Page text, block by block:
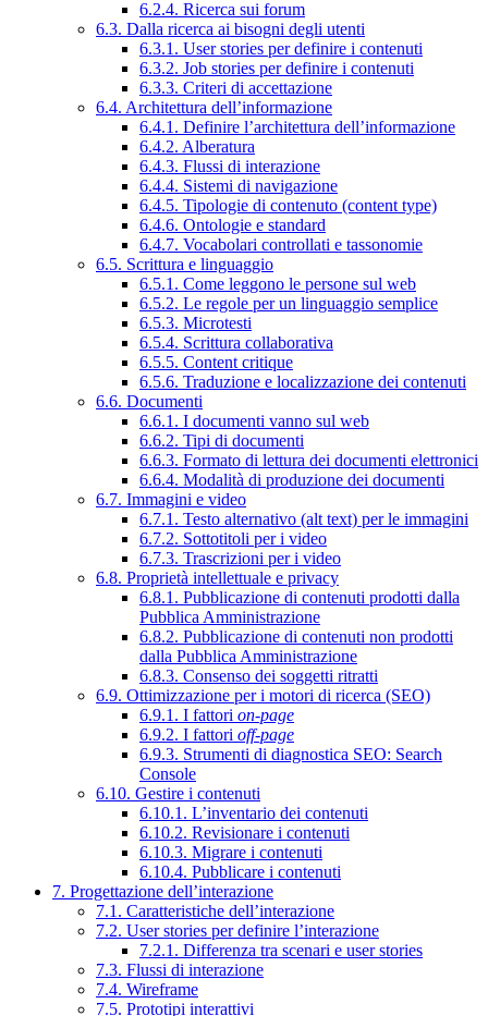
6.2.4. Ricerca sui forum
6.3. Dalla ricerca ai bisogni degli utenti
6.3.1. User stories per definire i contenuti
6.3.2. Job stories per definire i contenuti
6.3.3. Criteri di accettazione
6.4. Architettura dell’informazione
6.4.1. Definire l’architettura dell’informazione
6.4.2. Alberatura
6.4.3. Flussi di interazione
6.4.4. Sistemi di navigazione
6.4.5. Tipologie di contenuto (content type)
6.4.6. Ontologie e standard
6.4.7. Vocabolari controllati e tassonomie
6.5. Scrittura e linguaggio
6.5.1. Come leggono le persone sul web
6.5.2. Le regole per un linguaggio semplice
6.5.3. Microtesti
6.5.4. Scrittura collaborativa
6.5.5. Content critique
6.5.6. Traduzione e localizzazione dei contenuti
6.6. Documenti
6.6.1. I documenti vanno sul web
6.6.2. Tipi di documenti
6.6.3. Formato di lettura dei documenti elettronici
6.6.4. Modalità di produzione dei documenti
6.7. Immagini e video
6.7.1. Testo alternativo (alt text) per le immagini
6.7.2. Sottotitoli per i video
6.7.3. Trascrizioni per i video
6.8. Proprietà intellettuale e privacy
6.8.1. Pubblicazione di contenuti prodotti dalla
Pubblica Amministrazione
6.8.2. Pubblicazione di contenuti non prodotti
dalla Pubblica Amministrazione
6.8.3. Consenso dei soggetti ritratti
6.9. Ottimizzazione per i motori di ricerca (SEO)
6.9.1. I fattori on-page
6.9.2. I fattori off-page
6.9.3. Strumenti di diagnostica SEO: Search
Console
6.10. Gestire i contenuti
6.10.1. L’inventario dei contenuti
6.10.2. Revisionare i contenuti
6.10.3. Migrare i contenuti
6.10.4. Pubblicare i contenuti
7. Progettazione dell’interazione
7.1. Caratteristiche dell’interazione
7.2. User stories per definire l’interazione
7.2.1. Differenza tra scenari e user stories
7.3. Flussi di interazione
7.4. Wireframe
7.5. Prototipi interattivi